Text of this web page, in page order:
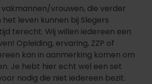
vrouwen, die verder
leven kunnen bij Slegers
terecht. Wij willen iedereen een
Opleiding, ervaring, ZZP of
kan in aanmerking komen om
Je hebt hier echt wel een set
nodig die niet iedereen bezit.